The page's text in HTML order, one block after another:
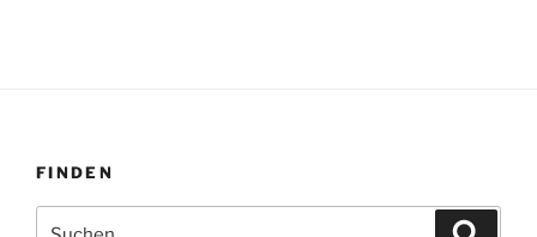
FINDEN